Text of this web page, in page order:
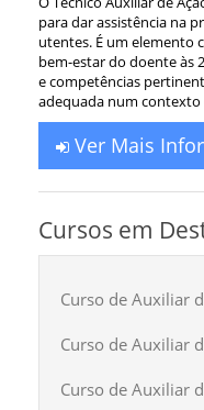
para dar assistência na
utentes. É um elemento
bem-estar do doente às
e competências
adequada num contexto
Ver Mais
Cursos em
Curso de Auxiliar
Curso de Auxiliar
Curso de Auxiliar